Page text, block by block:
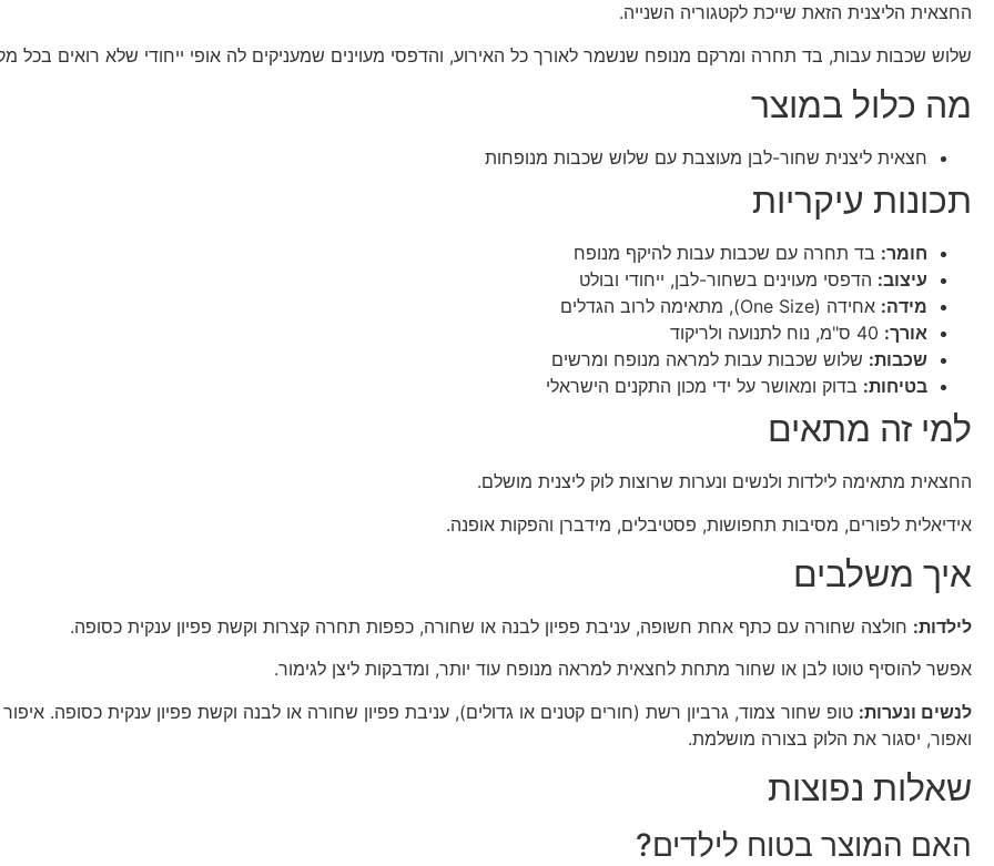
החצאית הליצנית הזאת שייכת לקטגוריה השנייה.
שלוש שכבות עבות, בד תחרה ומרקם מנופח שנשמר לאורך כל האירוע, והדפסי מעוינים שמעניקים לה אופי ייחודי שלא רואים בכל
מה כלול במוצר
חצאית ליצנית שחור-לבן מעוצבת עם שלוש שכבות מנופחות
תכונות עיקריות
חומר: בד תחרה עם שכבות עבות להיקף מנופח
עיצוב: הדפסי מעוינים בשחור-לבן, ייחודי ובולט
מידה: אחידה (One Size), מתאימה לרוב הגדלים
אורך:
שכבות: שלוש שכבות עבות למראה מנופח ומרשים
בטיחות: בדוק ומאושר על ידי מכון התקנים הישראלי
למי זה מתאים
החצאית מתאימה לילדות ולנשים ונערות שרוצות לוק ליצנית מושלם.
אידיאלית לפורים, מסיבות תחפושות, פסטיבלים, מידברן והפקות אופנה.
איך משלבים
לילדות: חולצה שחורה עם כתף אחת חשופה, עניבת פפיון לבנה או שחורה, כפפות תחרה קצרות וקשת פפיון ענקית כסופה.
אפשר להוסיף טוטו לבן או שחור מתחת לחצאית למראה מנופח עוד יותר, ומדבקות ליצן לגימור.
לנשים ונערות: טופ שחור צמוד, גרביון רשת (חורים קטנים או גדולים), עניבת פפיון שחורה או לבנה וקשת פפיון ענקית כסופה.
ואפור, יסגור את הלוק בצורה מושלמת.
שאלות נפוצות
האם המוצר בטוח לילדים?